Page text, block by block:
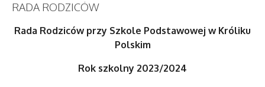
RADA RODZICÓW
Rada Rodziców przy Szkole Podstawowej w Króliku
Polskim
Rok szkolny 2023/2024